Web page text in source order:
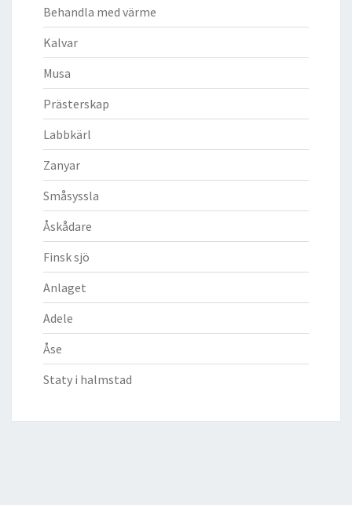
Behandla med värme
Kalvar
Musa
Prästerskap
Labbkärl
Zanyar
Småsyssla
Åskådare
Finsk sjö
Anlaget
Adele
Åse
Staty i halmstad